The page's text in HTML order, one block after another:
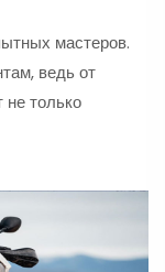
мастеров.
ведь от
не только